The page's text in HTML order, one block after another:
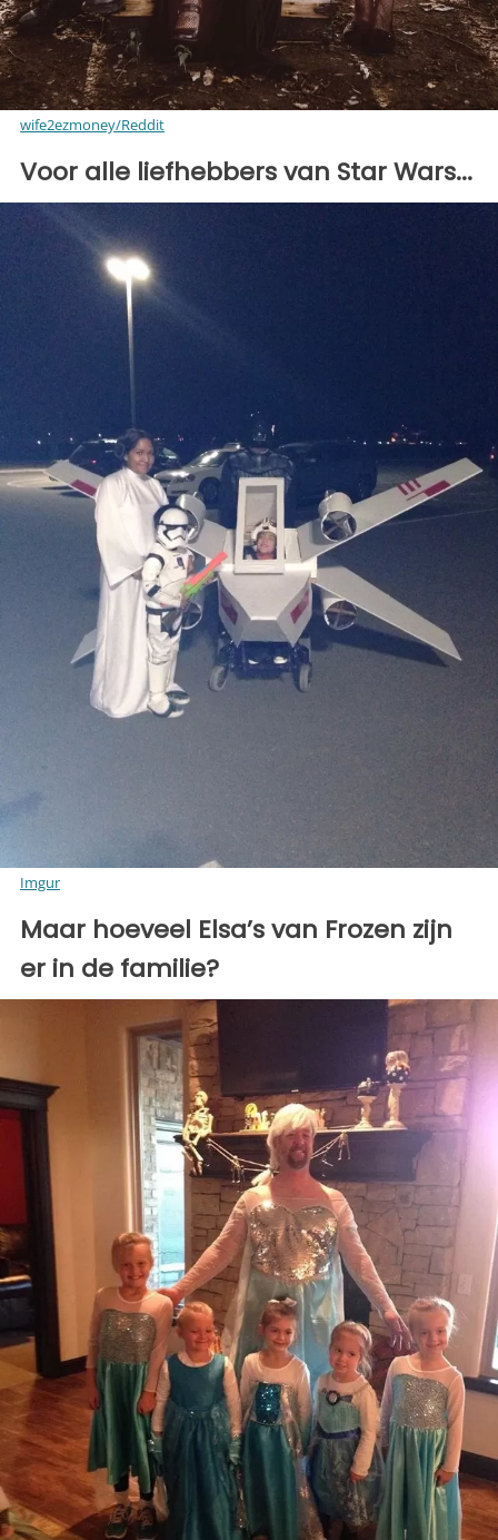
wife2ezmoney/Reddit
Voor alle liefhebbers van Star Wars...
Imgur
Maar hoeveel Elsa’s van Frozen zijn
er in de familie?